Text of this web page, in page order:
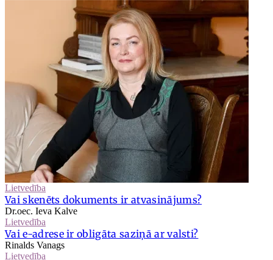
Lietvedība
Vai skenēts dokuments ir atvasinājums?
Dr.oec. Ieva Kalve
Lietvedība
Vai e-adrese ir obligāta saziņā ar valsti?
Rinalds Vanags
Lietvedība